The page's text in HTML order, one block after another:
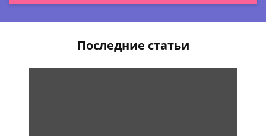
Последние статьи